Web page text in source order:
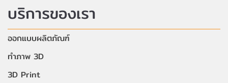
บริการของเรา
ออกแบบผลิตภัณฑ์
ทำภาพ 3D
3D Print